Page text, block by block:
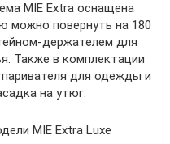
MIE Extra оснащена
можно повернуть на 180
держателем для
Также в комплектации
для одежды и
на утюг.
MIE Extra Luxe